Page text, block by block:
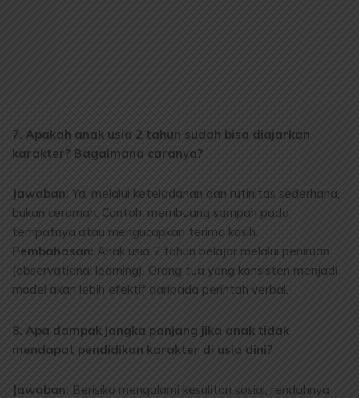
7. Apakah anak usia 2 tahun sudah bisa diajarkan
karakter? Bagaimana caranya?
Jawaban: Ya, melalui keteladanan dan rutinitas sederhana,
bukan ceramah. Contoh: membuang sampah pada
tempatnya atau mengucapkan terima kasih.
Pembahasan: Anak usia 2 tahun belajar melalui peniruan
(observational learning). Orang tua yang konsisten menjadi
model akan lebih efektif daripada perintah verbal.
8. Apa dampak jangka panjang jika anak tidak
mendapat pendidikan karakter di usia dini?
Jawaban: Berisiko mengalami kesulitan sosial, rendahnya